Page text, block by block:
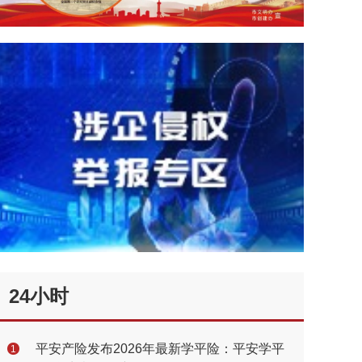
24小时
1
平安产险发布2026年最新学平险：平安学平